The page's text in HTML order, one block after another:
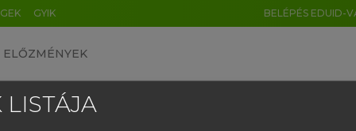
GYIK BELÉPÉS EDUID-
ELŐZMÉNYEK
LISTÁJA